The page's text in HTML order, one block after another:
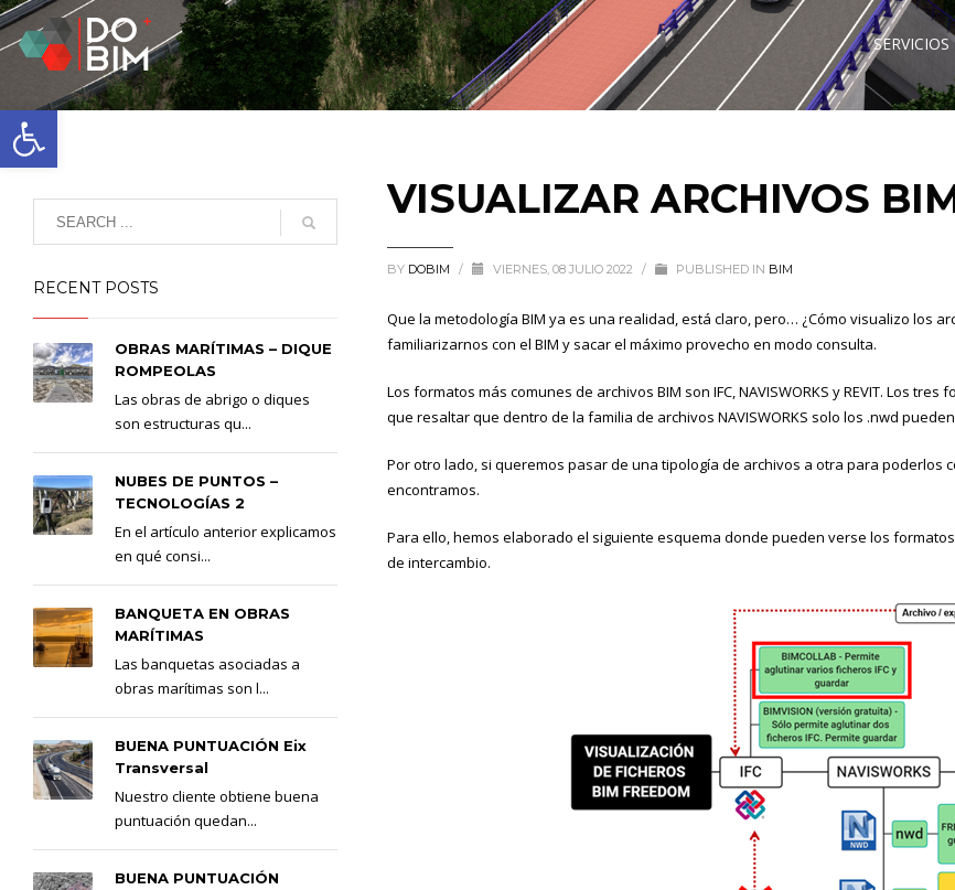
Abrir barra de herramientas
SERVICIOS
VISUALIZAR ARCHIVOS
BY DOBIM / VIERNES, 08 JULIO 2022 / PUBLISHED IN BIM
Que la metodología BIM ya es una realidad, está claro, pero… ¿Cómo visualizo los
familiarizarnos con el BIM y sacar el máximo provecho en modo consulta.
Los formatos más comunes de archivos BIM son IFC, NAVISWORKS y REVIT. Los
que resaltar que dentro de la familia de archivos NAVISWORKS solo los .nwd
Por otro lado, si queremos pasar de una tipología de archivos a otra para
encontramos.
Para ello, hemos elaborado el siguiente esquema donde pueden verse los
de intercambio.
RECENT POSTS
OBRAS MARÍTIMAS – DIQUE
ROMPEOLAS
Las obras de abrigo o diques
son estructuras qu...
NUBES DE PUNTOS –
TECNOLOGÍAS 2
En el artículo anterior explicamos
en qué consi...
BANQUETA EN OBRAS
MARÍTIMAS
Las banquetas asociadas a
obras marítimas son l...
BUENA PUNTUACIÓN Eix
Transversal
Nuestro cliente obtiene buena
puntuación quedan...
BUENA PUNTUACIÓN